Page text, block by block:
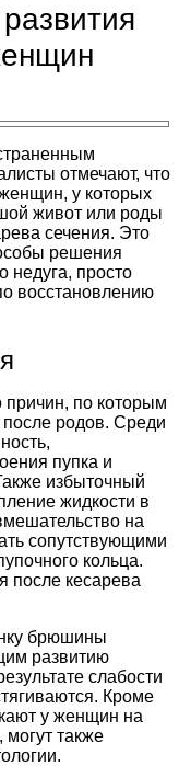
отмечают, что
у которых
живот или роды
сечения. Это
решения
недуга, просто
восстановлению
по которым
после родов. Среди
пупка и
избыточный
жидкости в
на
сопутствующими
кольца.
после кесарева
брюшины
развитию
слабости
Кроме
у женщин на
также